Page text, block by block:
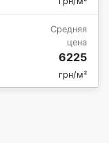
Средняя
цена
6225
грн/м²